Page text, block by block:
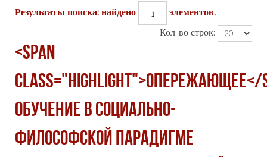
Результаты поиска: найдено 1
элементов.
Кол-во строк:
<span
class="highlight">ОПЕРЕЖАЮЩЕЕ</
ОБУЧЕНИЕ В СОЦИАЛЬНО-
ФИЛОСОФСКОЙ ПАРАДИГМЕ